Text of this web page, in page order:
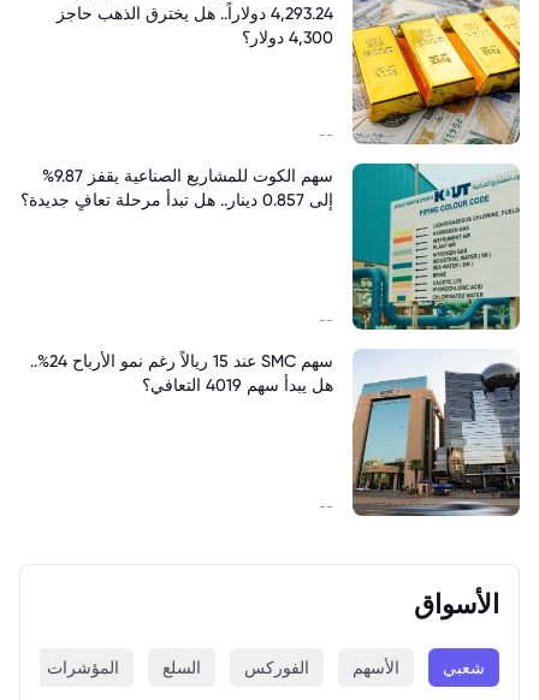
الأسواق
شعبي الأسهم الفوركس السلع المؤشرات
4,293.24 دولاراً.. هل يخترق الذهب حاجز
4,300 دولار؟
--
سهم الكوت للمشاريع الصناعية يقفز 9.87%
إلى 0.857 دينار.. هل تبدأ مرحلة تعافٍ جديدة؟
--
سهم SMC عند 15 ريالاً رغم نمو الأرباح 24%..
هل يبدأ سهم 4019 التعافي؟
--